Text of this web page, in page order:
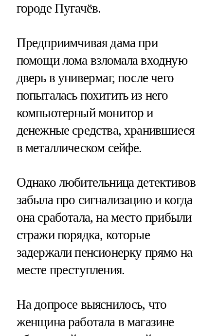
городе Пугачёв.
Предприимчивая дама при
помощи лома взломала входную
дверь в универмаг, после чего
попыталась похитить из него
компьютерный монитор и
денежные средства, хранившиеся
в металлическом сейфе.
Однако любительница детективов
забыла про сигнализацию и когда
она сработала, на место прибыли
стражи порядка, которые
задержали пенсионерку прямо на
месте преступления.
На допросе выяснилось, что
женщина работала в магазине